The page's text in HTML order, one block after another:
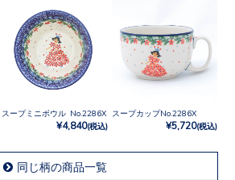
スープミニボウル No.2286X
¥4,840(税込)
スープカップNo.2286X
¥5,720(税込)
同じ柄の商品一覧